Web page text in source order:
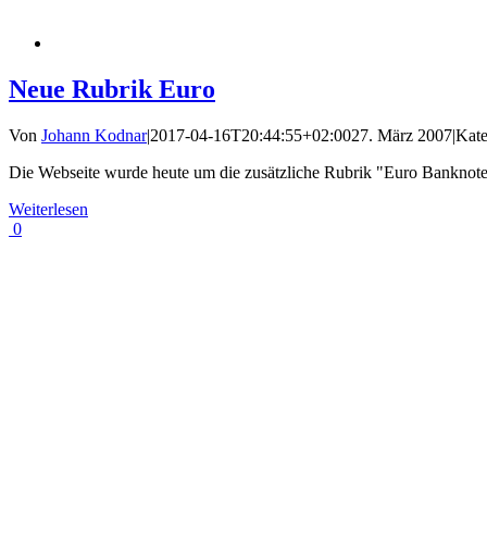
Neue Rubrik Euro
Von Johann Kodnar|2017-04-16T20:44:55+02:0027. März 2007|
Die Webseite wurde heute um die zusätzliche Rubrik "Euro
Weiterlesen
0